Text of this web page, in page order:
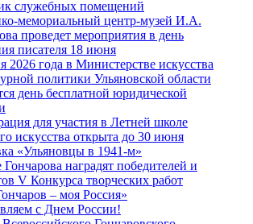
служебных помещений
мемориальный центр-музей И.А.
проведет мероприятия в день
писателя 18 июня
2026 года в Министерстве искусства
политики Ульяновской области
день бесплатной юридической
для участия в Летней школе
искусства открыта до 30 июня
«Ульяновцы в 1941-м»
наградят победителей и
V Конкурса творческих работ
– моя Россия»
с Днем России!